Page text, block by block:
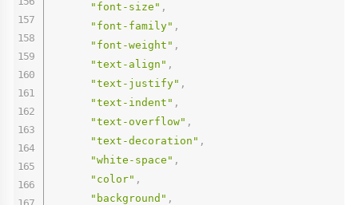
社交主页
"font-size" ,
"font-family" ,
"font-weight" ,
"text-align" ,
"text-justify" ,
"text-indent" ,
"text-overflow" ,
"text-decoration" ,
"white-space" ,
"color" ,
"background" ,